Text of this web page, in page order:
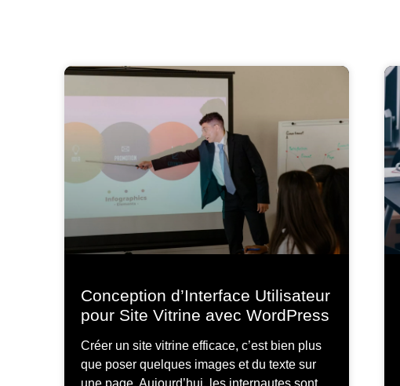
Conception d’Interface Utilisateur
pour Site Vitrine avec WordPress
Créer un site vitrine efficace, c’est bien plus
que poser quelques images et du texte sur